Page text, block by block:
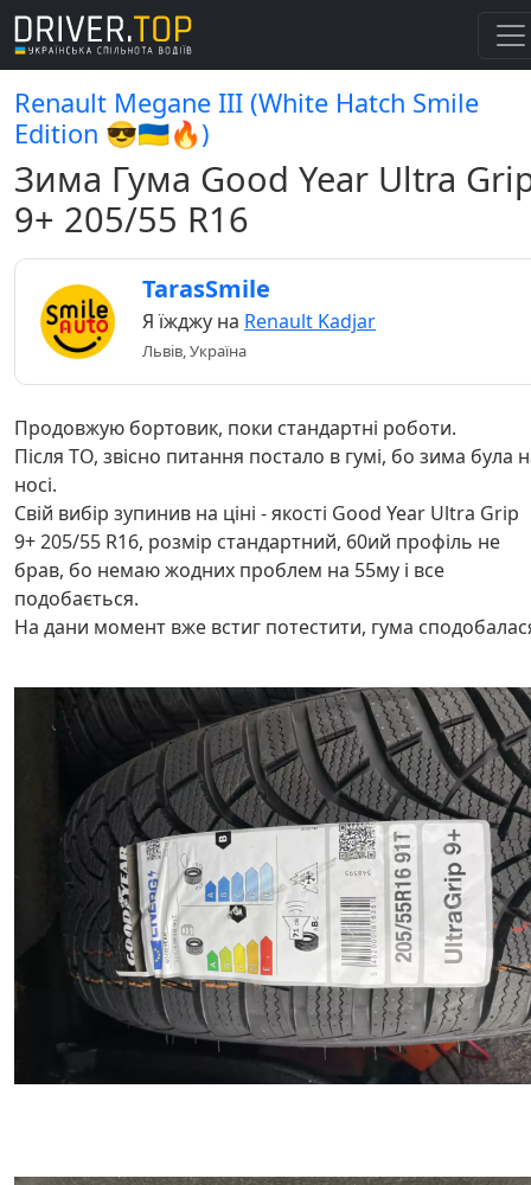
Renault Megane III (White Hatch Smile
Edition 😎🇺🇦🔥)
Зима Гума Good Year Ultra
9+ 205/55 R16
TarasSmile
Я їжджу на Renault Kadjar
Львів, Україна
Продовжую бортовик, поки стандартні роботи.
Після ТО, звісно питання постало в гумі, бо зима була
носі.
Свій вибір зупинив на ціні - якості Good Year Ultra Grip
9+ 205/55 R16, розмір стандартний, 60ий профіль не
брав, бо немаю жодних проблем на 55му і все
подобається.
На дани момент вже встиг потестити, гума